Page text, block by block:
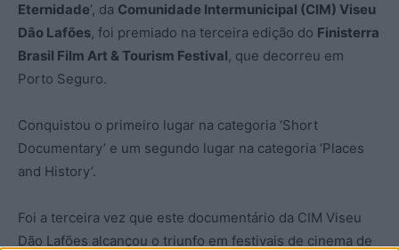
Eternidade’, da Comunidade Intermunicipal (CIM) Viseu
Dão Lafões, foi premiado na terceira edição do Finisterra
Brasil Film Art & Tourism Festival, que decorreu em
Porto Seguro.
Conquistou o primeiro lugar na categoria ‘Short
Documentary’ e um segundo lugar na categoria ‘Places
and History’.
Foi a terceira vez que este documentário da CIM Viseu
Dão Lafões alcançou o triunfo em festivais de cinema de